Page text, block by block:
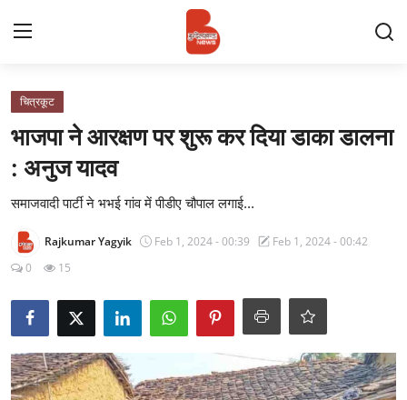
प्रमुख ख़बर
अपना शहर
बुन्देलखण्ड
वीडियो
चित्रकूट
भाजपा ने आरक्षण पर शुरू कर दिया डाका डालना
: अनुज यादव
समाजवादी पार्टी ने भभई गांव में पीडीए चौपाल लगाई...
Rajkumar Yagyik Feb 1, 2024 - 00:39
Feb 1, 2024 - 00:42
0
15